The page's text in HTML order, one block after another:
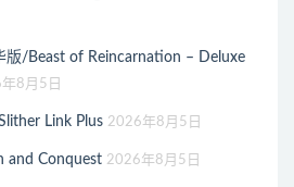
版/Beast of Reincarnation – Deluxe
8月5日
Link Plus 2026年8月5日
and Conquest 2026年8月5日